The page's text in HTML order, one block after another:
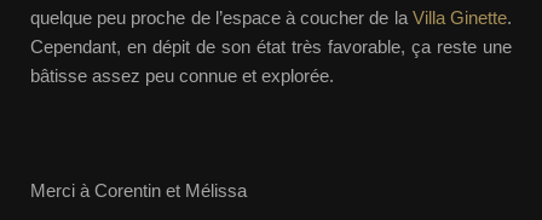
quelque peu proche de l’espace à coucher de la Villa Ginette.
Cependant, en dépit de son état très favorable, ça reste une
bâtisse assez peu connue et explorée.
Merci à Corentin et Mélissa